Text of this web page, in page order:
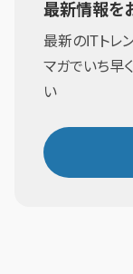
最新情報を
最新のITトレ
マガでいち早
い